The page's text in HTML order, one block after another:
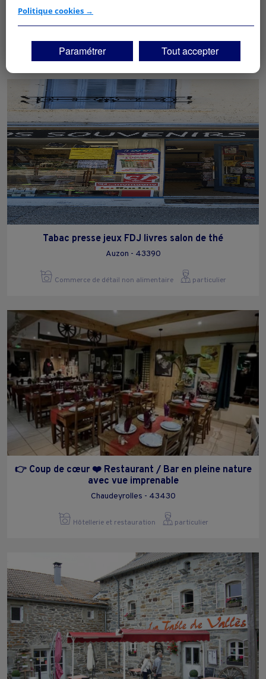
Boulangerie - Pâtisserie à reprendre
Alimentation particulier
Tabac presse jeux FDJ livres salon de thé
Auzon - 43390
Commerce de détail non alimentaire particulier
👉 Coup de cœur ❤️ Restaurant / Bar en pleine nature
avec vue imprenable
Chaudeyrolles - 43430
Hôtellerie et restauration particulier
Si vous continuez sans accepter, les fonctionnalités liées à la
vos centres d'intérêt. Seuls lescookies/traceurs techniquesseront
déposés et lus sur votre terminal.
Vous pouvez exprimer vos choix en cliquant sur "Tout accepter",
"Continuer sans accepter" ou "Paramétrer", et les modifier à tout
moment en cliquant sur le lien "Paramétrez vos choix" situé en bas de
page.
Politique cookies →
Paramétrer Tout accepter